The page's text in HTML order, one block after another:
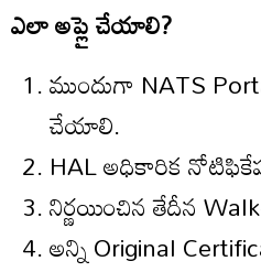
ఎలా అప్లై చేయాలి?
ముందుగా NATS
చేయాలి.
HAL అధికారిక
నిర్ణయించిన తేదీన
అన్ని Original